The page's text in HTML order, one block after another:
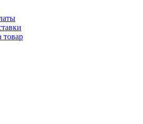
товар